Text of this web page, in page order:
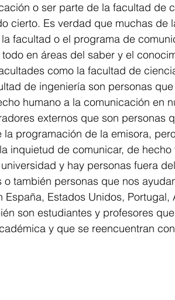
o ser parte de la facultad de
cierto. Es verdad que muchas de
facultad o el programa de
en áreas del saber y el
como la facultad de
de ingeniería son personas
humano a la comunicación en
externos que son personas
programación de la emisora,
inquietud de comunicar, de
y hay personas fuera
o también personas que nos
España, Estados Unidos,
son estudiantes y profesores
y que se reencuentran